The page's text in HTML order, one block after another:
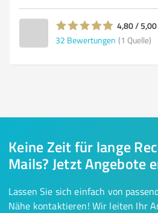
4,80 / 5,00
32 Bewertungen (1 Quelle)
Keine Zeit für lange
Mails? Jetzt Angebote
Lassen Sie sich einfach von
Nähe kontaktieren! Wir leiten Ihr